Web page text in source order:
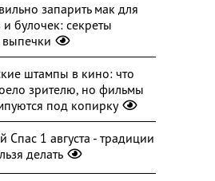
запарить мак для
булочек: секреты
выпечки
штампы в кино: что
зрителю, но фильмы
под копирку
Спас 1 августа - традиции
делать